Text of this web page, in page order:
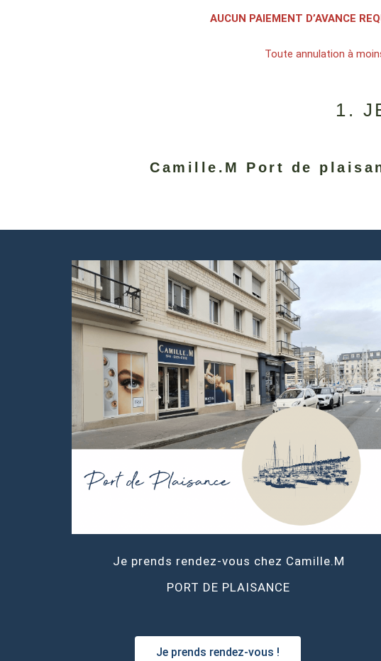
AUCUN PAIEMENT D’AVANCE
Toute annulation à
1.
Camille.M Port de
Je prends rendez-vous chez Camille.M
PORT DE PLAISANCE
Je prends rendez-vous !